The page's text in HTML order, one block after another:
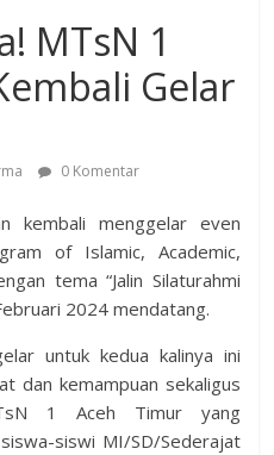
MTsN 1
Gelar
0 Komentar
kembali menggelar even
of Islamic, Academic,
tema “Jalin Silaturahmi
2024 mendatang.
untuk kedua kalinya ini
dan kemampuan sekaligus
1 Aceh Timur yang
siswi MI/SD/Sederajat